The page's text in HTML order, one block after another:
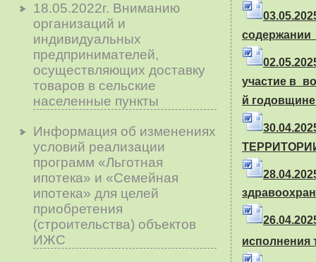
18.05.2022г. Вниманию
организаций и
индивидуальных
предпринимателей,
осуществляющих доставку
товаров в сельские
населенные пункты
Информация об изменениях
условий реализации
программ «Льготная
ипотека» и «Семейная
ипотека» для целей
приобретения
(строительства) объектов
ИЖС
содержании
участие в
й
исполнения